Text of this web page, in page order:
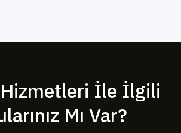
İle İlgili
Mı Var?